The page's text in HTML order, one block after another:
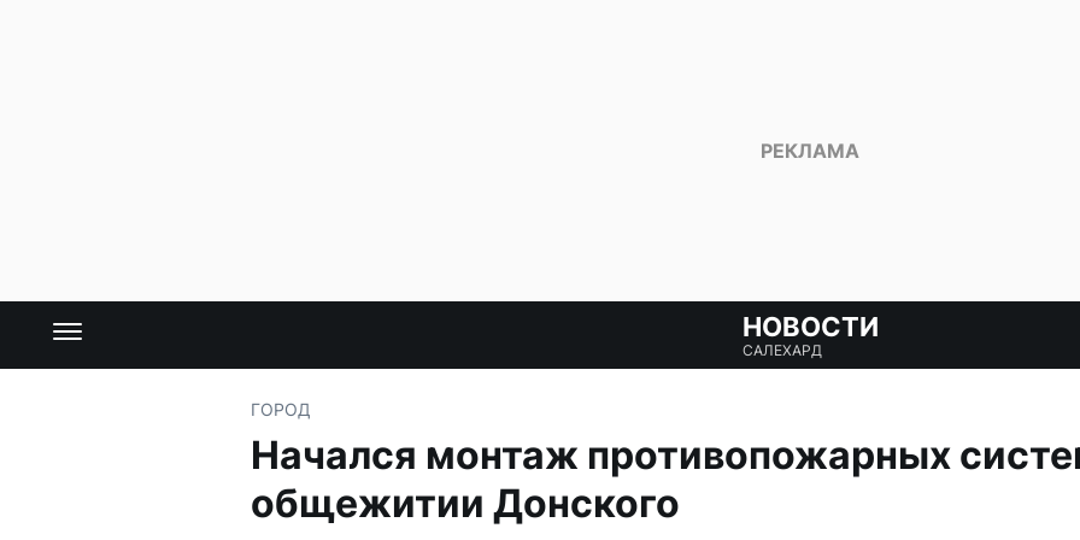
НОВОСТИ
САЛЕХАРД
ГОРОД
Начался монтаж противопожарных
общежитии Донского